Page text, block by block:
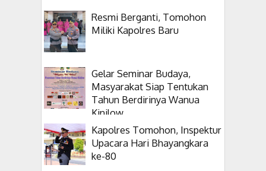
Resmi Berganti, Tomohon
Miliki Kapolres Baru
Gelar Seminar Budaya,
Masyarakat Siap Tentukan
Tahun Berdirinya Wanua
Kinilow
Kapolres Tomohon, Inspektur
Upacara Hari Bhayangkara
ke-80